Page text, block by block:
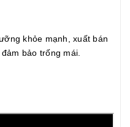
khỏe mạnh, xuất bán
bảo trống mái.